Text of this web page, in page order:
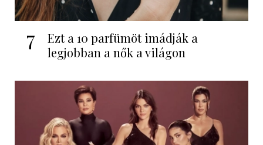
7
Ezt a 10 parfümöt imádják a
legjobban a nők a világon